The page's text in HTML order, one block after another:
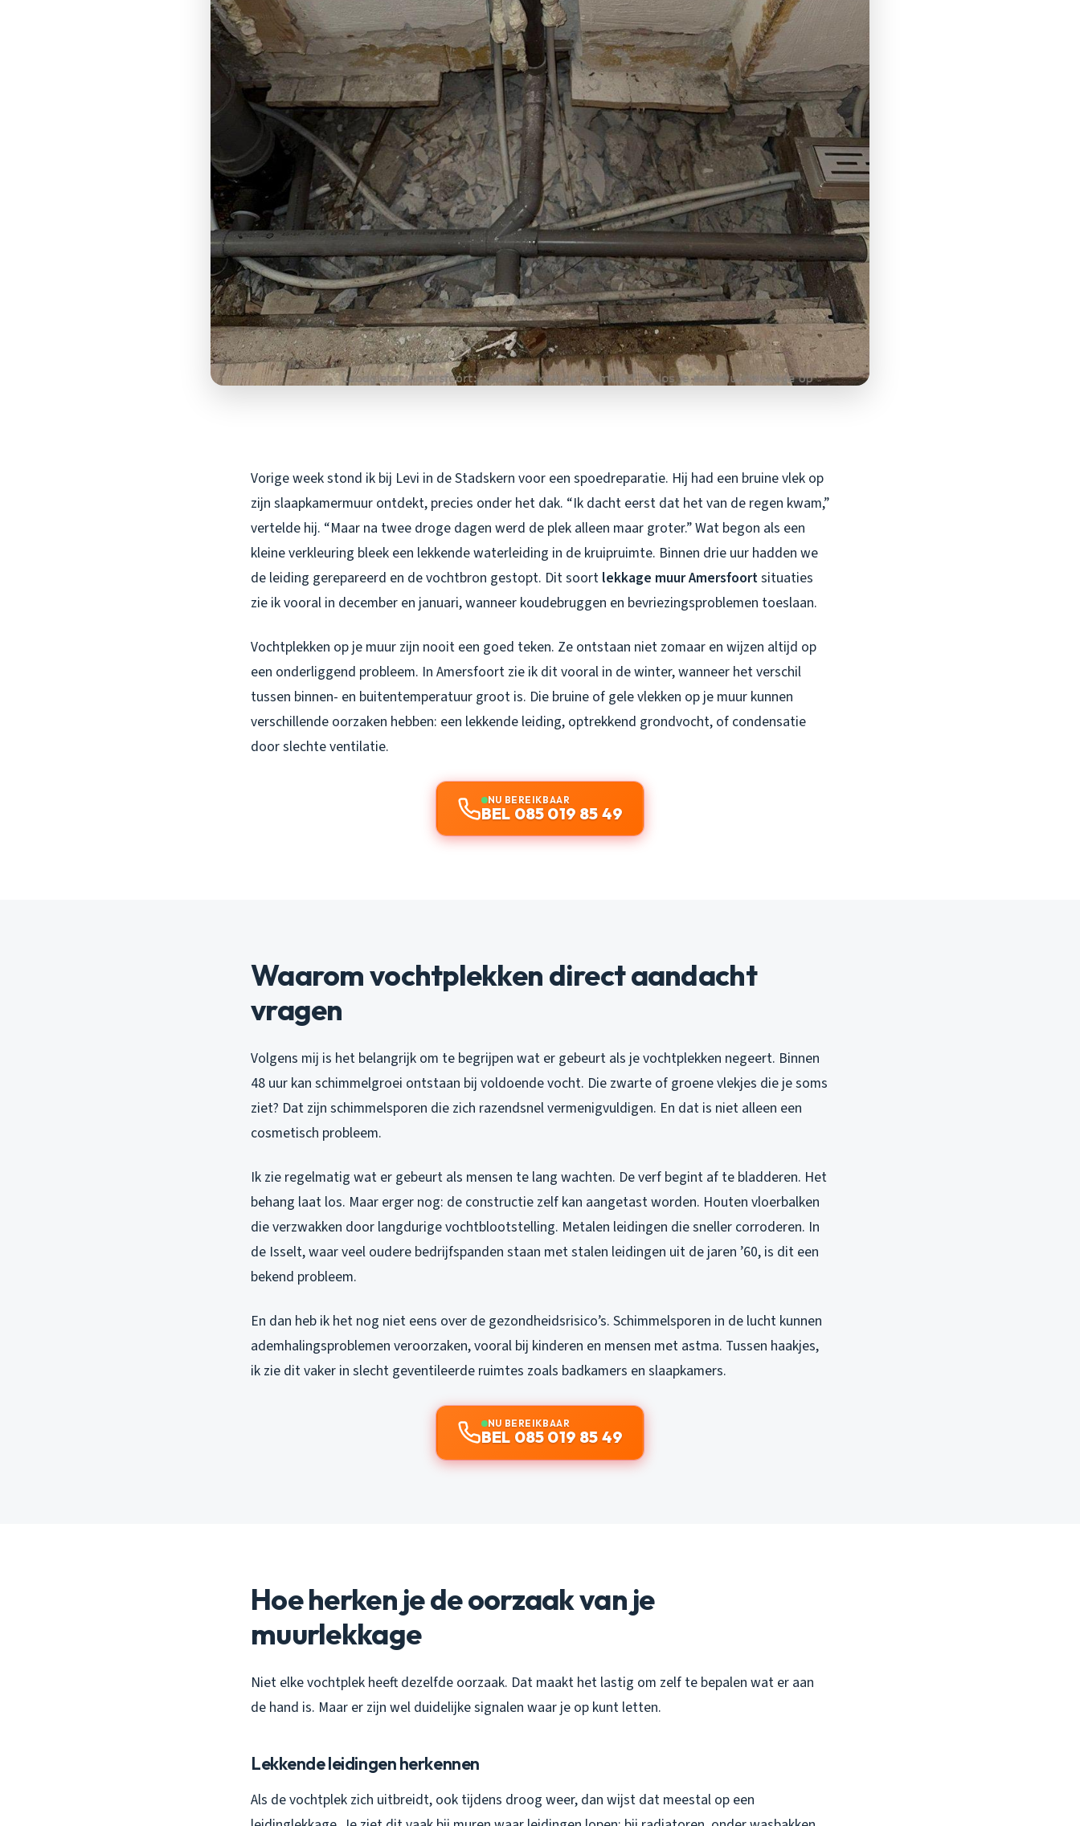
Vorige week stond ik bij Levi in de Stadskern voor een spoedreparatie. Hij had een bruine vlek op
zijn slaapkamermuur ontdekt, precies onder het dak. “Ik dacht eerst dat het van de regen kwam,”
vertelde hij. “Maar na twee droge dagen werd de plek alleen maar groter.” Wat begon als een
kleine verkleuring bleek een lekkende waterleiding in de kruipruimte. Binnen drie uur hadden we
de leiding gerepareerd en de vochtbron gestopt. Dit soort lekkage muur Amersfoortsituaties
zie ik vooral in december en januari, wanneer koudebruggen en bevriezingsproblemen toeslaan.
Vochtplekken op je muur zijn nooit een goed teken. Ze ontstaan niet zomaar en wijzen altijd op
een onderliggend probleem. In Amersfoort zie ik dit vooral in de winter, wanneer het verschil
tussen binnen- en buitentemperatuur groot is. Die bruine of gele vlekken op je muur kunnen
verschillende oorzaken hebben: een lekkende leiding, optrekkend grondvocht, of condensatie
door slechte ventilatie.
NU BEREIKBAAR
BEL 085 019 85 49
Waarom vochtplekken direct aandacht
vragen
Volgens mij is het belangrijk om te begrijpen wat er gebeurt als je vochtplekken negeert. Binnen
48 uur kan schimmelgroei ontstaan bij voldoende vocht. Die zwarte of groene vlekjes die je soms
ziet? Dat zijn schimmelsporen die zich razendsnel vermenigvuldigen. En dat is niet alleen een
cosmetisch probleem.
Ik zie regelmatig wat er gebeurt als mensen te lang wachten. De verf begint af te bladderen. Het
behang laat los. Maar erger nog: de constructie zelf kan aangetast worden. Houten vloerbalken
die verzwakken door langdurige vochtblootstelling. Metalen leidingen die sneller corroderen. In
de Isselt, waar veel oudere bedrijfspanden staan met stalen leidingen uit de jaren ’60, is dit een
bekend probleem.
En dan heb ik het nog niet eens over de gezondheidsrisico’s. Schimmelsporen in de lucht kunnen
ademhalingsproblemen veroorzaken, vooral bij kinderen en mensen met astma. Tussen haakjes,
ik zie dit vaker in slecht geventileerde ruimtes zoals badkamers en slaapkamers.
NU BEREIKBAAR
BEL 085 019 85 49
Hoe herken je de oorzaak van je
muurlekkage
Niet elke vochtplek heeft dezelfde oorzaak. Dat maakt het lastig om zelf te bepalen wat er aan
de hand is. Maar er zijn wel duidelijke signalen waar je op kunt letten.
Lekkende leidingen herkennen
Als de vochtplek zich uitbreidt, ook tijdens droog weer, dan wijst dat meestal op een